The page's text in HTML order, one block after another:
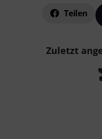
Teilen
Zuletzt